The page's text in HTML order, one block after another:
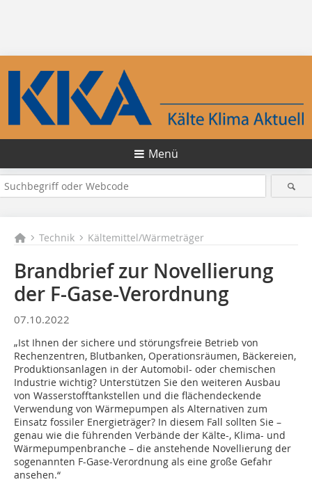
Menü
Technik Kältemittel/Wärmeträger
Brandbrief zur Novellierung
der F-Gase-Verordnung
07.10.2022
„Ist Ihnen der sichere und störungsfreie Betrieb von
Rechenzentren, Blutbanken, Operationsräumen, Bäckereien,
Produktionsanlagen in der Automobil- oder chemischen
Industrie wichtig? Unterstützen Sie den weiteren Ausbau
von Wasserstofftankstellen und die flächendeckende
Verwendung von Wärmepumpen als Alternativen zum
Einsatz fossiler Energieträger? In diesem Fall sollten Sie –
genau wie die führenden Verbände der Kälte-, Klima- und
Wärmepumpenbranche – die anstehende Novellierung der
sogenannten F-Gase-Verordnung als eine große Gefahr
ansehen.“